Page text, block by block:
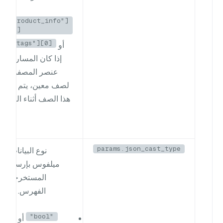
أو
إذا كان المسار
عنصر المصفوفة
لصف معين، يتم
هذا الصف أثناء
params.json_cast_type نوع البيانات
المستخرجة
الفهرس.
"bool" أو